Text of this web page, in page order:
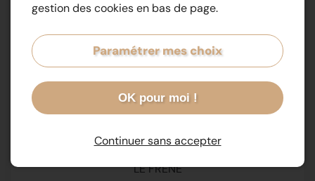
LE FRENE
gestion des cookies en bas de page.
Paramétrer mes choix
OK pour moi !
Continuer sans accepter